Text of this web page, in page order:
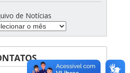
de Notícias